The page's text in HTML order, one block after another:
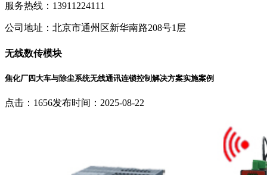
服务热线：13911224111
公司地址：北京市通州区新华南路208号1层
无线数传模块
焦化厂四大车与除尘系统无线通讯连锁控制解决方案实施案例
点击：1656发布时间：2025-08-22